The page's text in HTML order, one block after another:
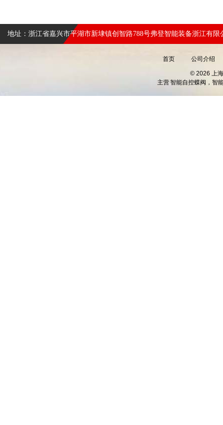
地址：浙江省嘉兴市平湖市新埭镇创智路788号弗登智能装备浙江有限
首页 公司介绍
© 2026 上
主营智能自控蝶阀，智